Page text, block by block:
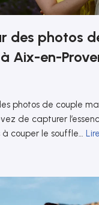
des photos
Aix-en-
photos de couple
de capturer
couper le souffle…